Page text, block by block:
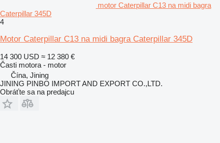
motor Caterpillar C13 na midi bagra
Caterpillar 345D
4
Motor Caterpillar C13 na midi bagra Caterpillar 345D
14 300 USD ≈ 12 380 €
Časti motora - motor
Čína, Jining
JINING PINBO IMPORT AND EXPORT CO.,LTD.
Obráťte sa na predajcu